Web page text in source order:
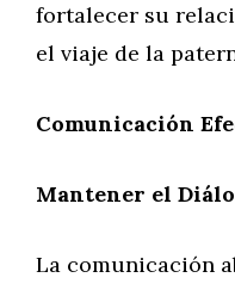
fortalecer su
el viaje de la
Comunicación
Mantener el
La comunicación